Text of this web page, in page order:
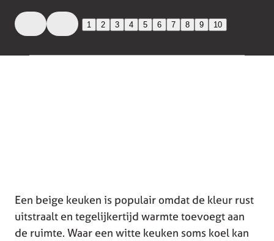
1 2 3 4 5 6 7 8 9 10
Een beige keuken is populair omdat de kleur rust
uitstraalt en tegelijkertijd warmte toevoegt aan
de ruimte. Waar een witte keuken soms koel kan